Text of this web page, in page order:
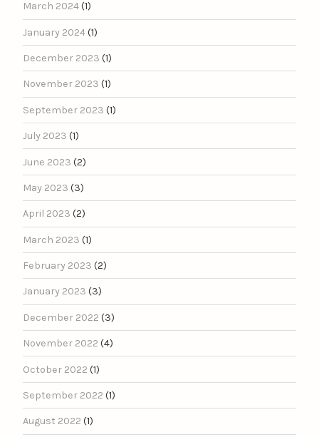
March 2024(1)
January 2024(1)
December 2023 (1)
November 2023 (1)
September 2023 (1)
July 2023 (1)
June 2023 (2)
May 2023 (3)
April 2023 (2)
March 2023 (1)
February 2023 (2)
January 2023 (3)
December 2022 (3)
November 2022 (4)
October 2022 (1)
September 2022 (1)
August 2022 (1)